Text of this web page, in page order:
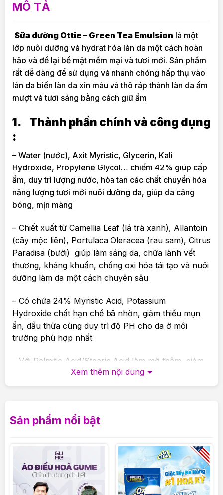
MÔ TẢ
Sữa dưỡng Ottie – Green Tea Emulsion là một
lớp nuôi dưỡng và hydrat hóa làn da một cách hoàn
hảo và để lại bề mặt mềm mại và tươi mới. Sản phẩm
rất dễ dàng để sử dụng và nhanh chóng hấp thụ vào
làn da biến làn da xỉn màu và thô ráp thành làn da ẩm
mượt và tươi sáng bằng cách giữ ẩm
1. Thành phần chính và công dụng
:
– Water (nước), Axit Myristic, Glycerin, Kali
Hydroxide, Propylene Glycol… chiếm 42% giúp cấp
ẩm, duy trì lượng nước, hòa tan các chất chuyển hóa
năng lượng tươi mới nuôi dưỡng da, giúp da căng
bóng, mịn màng
– Chiết xuất từ Camellia Leaf (lá trà xanh), Allantoin
(cây mộc liên), Portulaca Oleracea (rau sam), Citrus
Paradisa (bưởi) giúp làm sáng da, chữa lành vết
thương, kháng khuẩn, chống oxi hóa tái tạo và nuôi
dưỡng làm da một cách chuyên sâu
– Có chứa 24% Myristic Acid, Potassium
Hydroxide chất hạn chế bã nhờn, giảm thiểu mụn
ẩn, dầu thừa cùng duy trì độ PH cho da ở môi
trường phù hợp nhất
– Với Palmitic Acid/Stearic Acid làm mờ thâm, giảm
nám xạm da, tẩy các lớp tế bào chết trên da kết
hợp cùng Pentylene Glycol/Caprylyl Glycol giúp
– Phù hợp với tất cả các loại da, sử dụng hàng ngày
(cũng có thể được sử dụng thay thế kem cho da
dầu/da hỗn hợp).
Xem thêm nội dung
Sản phẩm nổi bật